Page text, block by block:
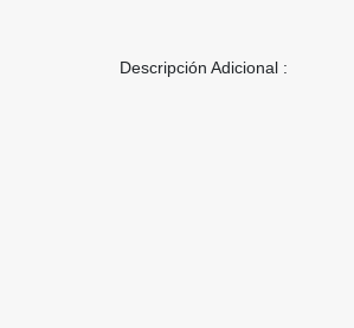
Descripción Adicional :